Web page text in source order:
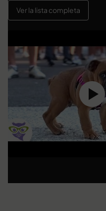
Ver la lista completa